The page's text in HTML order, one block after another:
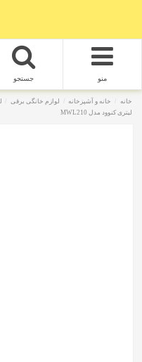
منو جستجو
خانه خانه و آشپزخانه لوازم خانگی برقی
لیتری کنوود مدل MWL210